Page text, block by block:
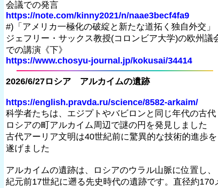
会議での発言
https://note.com/kinny2021/n/naae3becf4fa9
#)「アメリカ一極化の破綻と新たな道拓く独自外交
ジェフリー・サックス教授(コロンビア大学)の欧州議
での講演《下》
https://www.chosyu-journal.jp/kokusai/34414
2026/6/27ロシア アルカイムの遺跡
https://english.pravda.ru/science/8582-arkaim/
科学者たちは、エジプトやバビロンと同じ年代の古代
ロシアの町アルカイム周辺で謎の円を発見しました
古代アーリア文明は40世紀前に驚異的な技術的進歩を
遂げました
アルカイムの遺跡は、ロシアのウラル山脈に位置し、
紀元前17世紀に遡る先史時代の遺跡です。直径約170